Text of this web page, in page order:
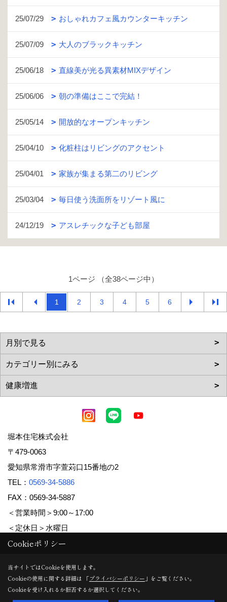
25/07/29 おしゃれカフェ風カウンターキッチン
25/07/09 大人のブラックキッチン
25/06/18 直線美が光る異素材MIXデザイン
25/06/06 朝の準備はここで完結！
25/05/14 開放的なオープンキッチン
25/04/10 化粧柱はリビングのアクセント
25/04/01 家族が集まる第二のリビング
25/03/04 毎日使う洗面所をリゾート風に
24/12/19 アスレチックな子ども部屋
1ページ （全38ページ中）
1 2 3 4 5 6
堀本住宅株式会社
〒479-0063
愛知県常滑市字萱苅口15番地の2
TEL： 0569-34-5886
FAX：0569-34-5887
＜営業時間＞9:00～17:00
＜定休日＞水曜日
Copyright (c) 堀本住宅株式会社. All Rights Reserved.
Produced byゴデスクリエイト
Cookieポリシー
当サイトではCookieを使用します。
Cookieの使用に関する詳細は 「プライバシーポリシー 」をご覧ください。
Cookieを受け入れるか拒否するか選択してください。